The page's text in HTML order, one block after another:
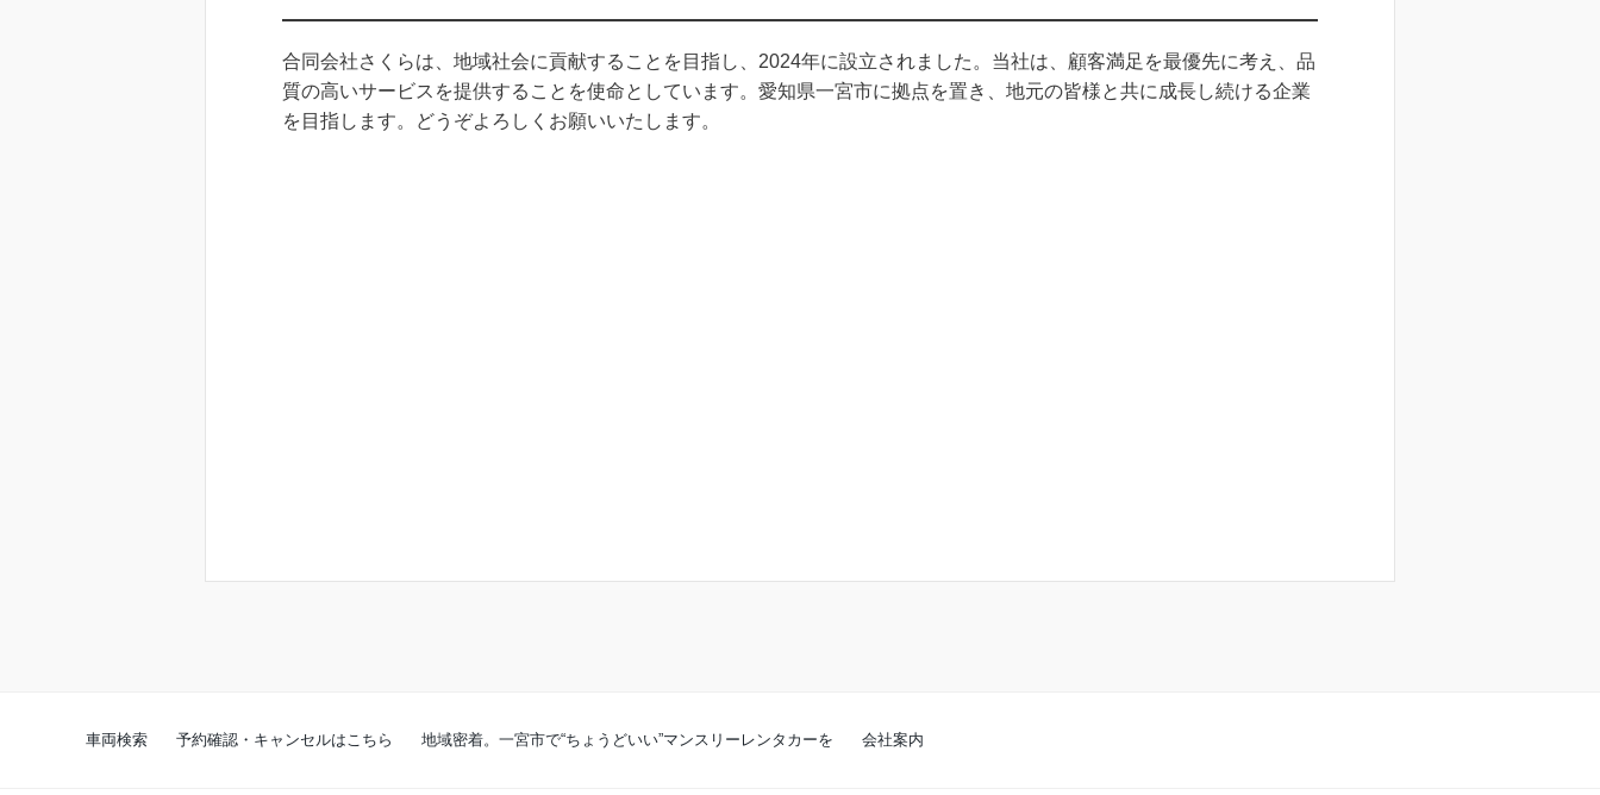
合同会社さくらは、地域社会に貢献することを目指し、2024年に設立されました。当社は、顧客満足を最優先に考え、品
質の高いサービスを提供することを使命としています。愛知県一宮市に拠点を置き、地元の皆様と共に成長し続ける企業
を目指します。どうぞよろしくお願いいたします。
車両検索 予約確認・キャンセルはこちら 地域密着。一宮市で“ちょうどいい”マンスリーレンタカーを 会社案内